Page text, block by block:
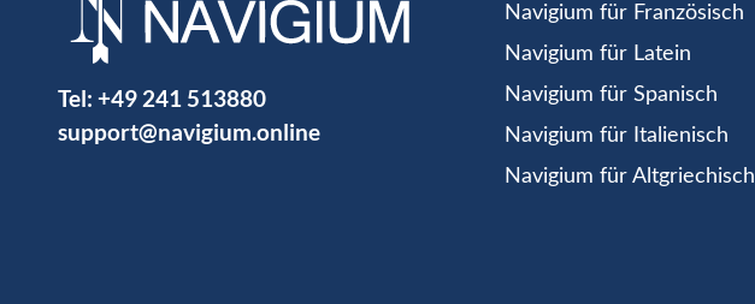
Tel: +49 241 513880
support@navigium.online
Navigium für Französisch
Navigium für Latein
Navigium für Spanisch
Navigium für Italienisch
Navigium für Altgriechisch